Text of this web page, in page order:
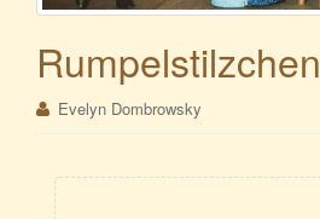
Rumpelstilzchen
Evelyn Dombrowsky